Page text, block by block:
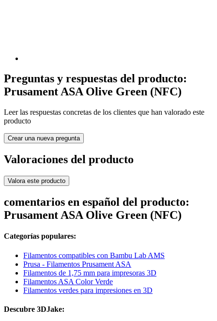
Preguntas y respuestas del producto:
Prusament ASA Olive Green (NFC)
Leer las respuestas concretas de los clientes que han valorado este
producto
Crear una nueva pregunta
Valoraciones del producto
Valora este producto
comentarios en español del producto:
Prusament ASA Olive Green (NFC)
Categorías populares:
Filamentos compatibles con Bambu Lab AMS
Prusa - Filamentos Prusament ASA
Filamentos de 1,75 mm para impresoras 3D
Filamentos ASA Color Verde
Filamentos verdes para impresiones en 3D
Descubre 3DJake: